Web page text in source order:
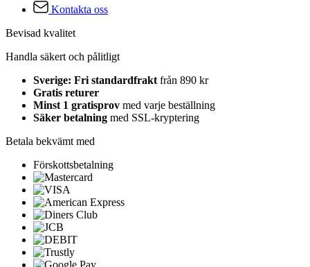
Kontakta oss
Bevisad kvalitet
Handla säkert och pålitligt
Sverige: Fri standardfrakt från 890 kr
Gratis returer
Minst 1 gratisprov med varje beställning
Säker betalning med SSL-kryptering
Betala bekvämt med
Förskottsbetalning